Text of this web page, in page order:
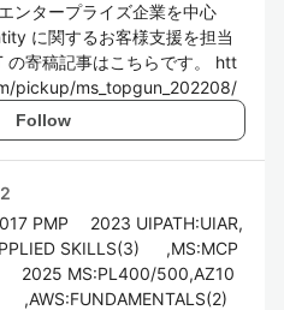
ンタープライズ企業を中心
に関するお客様支援を担当
の寄稿記事はこちらです。 htt
pickup/ms_topgun_202208/
Follow
PMP 2023 UIPATH:UIAR,
SKILLS(3) ,MS:MCP
2025 MS:PL400/500,AZ10